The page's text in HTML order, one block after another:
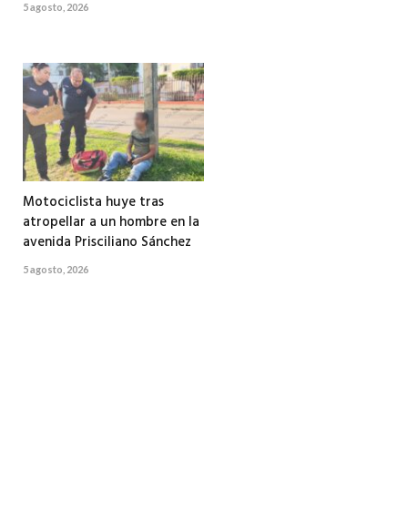
5 agosto, 2026
Motociclista huye tras
atropellar a un hombre en la
avenida Prisciliano Sánchez
5 agosto, 2026